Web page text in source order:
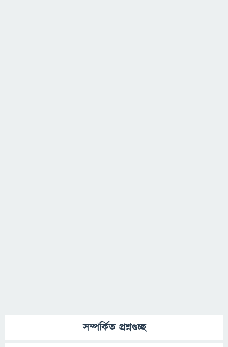
সম্পর্কিত প্রশ্নগুচ্ছ